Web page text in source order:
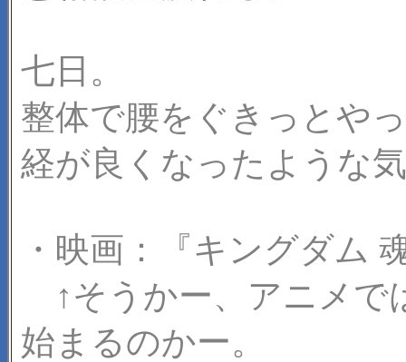
七日。
整体で腰をぐきっとや
経が良くなったような
・映画：『キングダム
↑そうかー、アニメで
始まるのかー。